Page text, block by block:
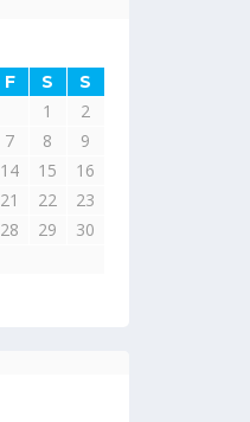
F S S
1
2
7 8
9
14 15
16
21 22
23
28 29
30